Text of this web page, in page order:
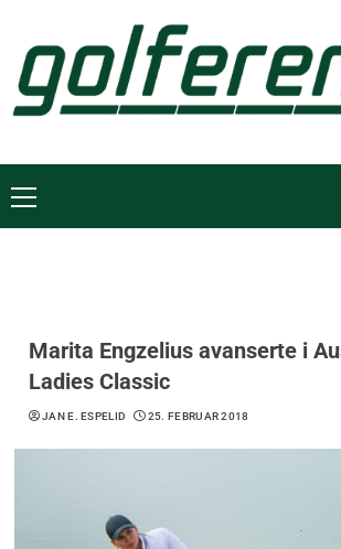
Marita Engzelius avanserte i
Ladies Classic
JAN E. ESPELID 25. FEBRUAR 2018